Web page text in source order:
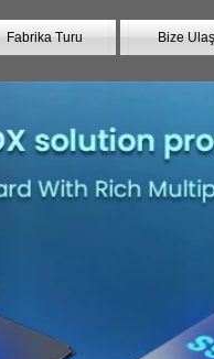
Fabrika Turu Bize